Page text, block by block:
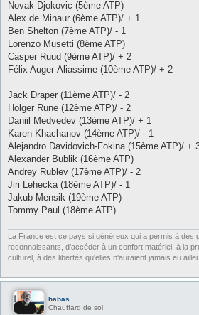
Novak Djokovic (5ème ATP)
Alex de Minaur (6ème ATP)/ + 1
Ben Shelton (7ème ATP)/ - 1
Lorenzo Musetti (8ème ATP)
Casper Ruud (9ème ATP)/ + 2
Félix Auger-Aliassime (10ème ATP)/ + 2
Jack Draper (11ème ATP)/ - 2
Holger Rune (12ème ATP)/ - 2
Daniil Medvedev (13ème ATP)/ + 1
Karen Khachanov (14ème ATP)/ - 1
Alejandro Davidovich-Fokina (15ème ATP)/ +
Alexander Bublik (16ème ATP)
Andrey Rublev (17ème ATP)/ - 2
Jiri Lehecka (18ème ATP)/ - 1
Jakub Mensik (19ème ATP)
Tommy Paul (18ème ATP)
La France est ce pays si généreux qui a permis à des
reconnaissants, d'accéder à un confort matériel, à la
culturel, à des libertés qu'elles n'auraient jamais eu
habas
Chauffard de sol